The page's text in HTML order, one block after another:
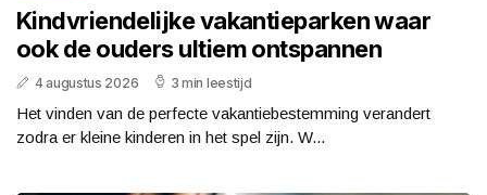
Kindvriendelijke vakantieparken waar
ook de ouders ultiem ontspannen
4 augustus 2026 3 min leestijd
Het vinden van de perfecte vakantiebestemming verandert
zodra er kleine kinderen in het spel zijn. W...